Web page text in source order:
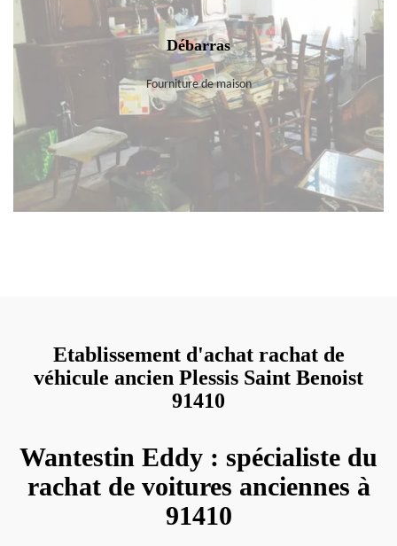
Débarras
Fourniture de maison
Etablissement d'achat rachat de
véhicule ancien Plessis Saint Benoist
91410
Wantestin Eddy : spécialiste du
rachat de voitures anciennes à
91410